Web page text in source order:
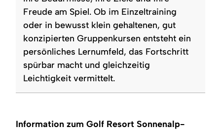
Freude am Spiel. Ob im Einzeltraining
oder in bewusst klein gehaltenen, gut
konzipierten Gruppenkursen entsteht ein
persönliches Lernumfeld, das Fortschritt
spürbar macht und gleichzeitig
Leichtigkeit vermittelt.
Information zum Golf Resort Sonnenalp-